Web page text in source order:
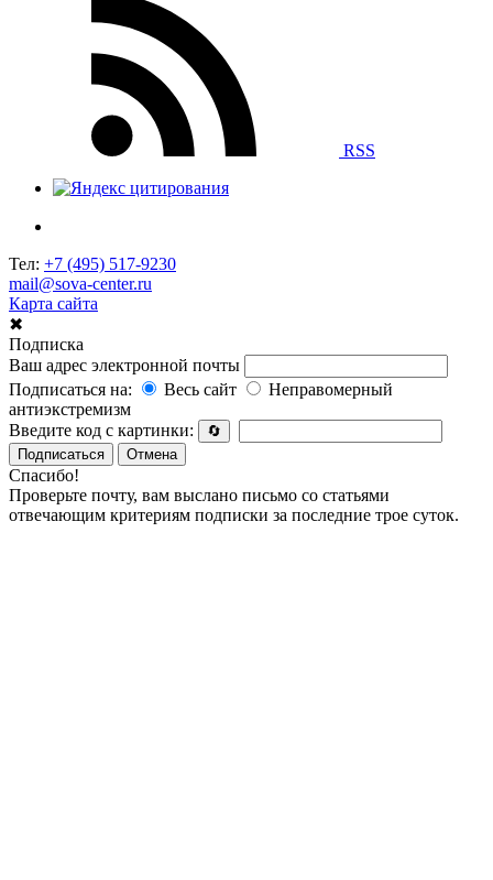
RSS
Тел: +7 (495) 517-9230
mail@sova-center.ru
Карта сайта
✖
Подписка
Ваш адрес электронной почты
Подписаться на:
Весь сайт
Неправомерный
антиэкстремизм
Введите код с картинки:
🔄
Подписаться
Отмена
Спасибо!
Проверьте почту, вам выслано письмо со статьями
отвечающим критериям подписки за последние трое суток.